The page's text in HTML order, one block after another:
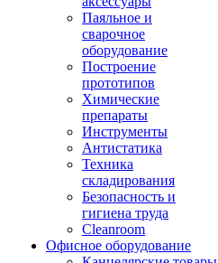
Паяльное и
сварочное
оборудование
Построение
прототипов
Химические
препараты
Инструменты
Aнтистатика
Техника
складирования
Безопасность и
гигиена труда
Cleanroom
Офисное оборудование